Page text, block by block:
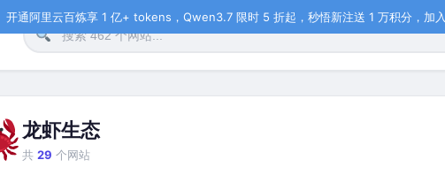
开通阿里云百炼享 1 亿+ tokens，Qwen3.7 限时 5 折起，秒悟新注送 1 万积分，加
龙虾生态
共 29 个网站